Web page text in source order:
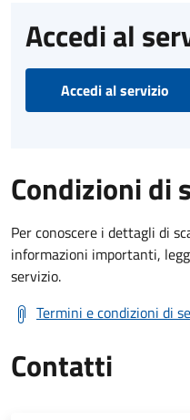
Accedi al
Accedi al servizio
Condizioni di
Per conoscere i dettagli di
informazioni importanti,
servizio.
Termini e condizioni di
Contatti